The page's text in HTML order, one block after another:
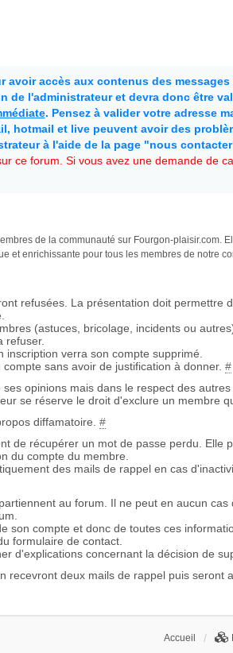
accès aux contenus des
l'administrateur et devra donc être
. Pensez à valider votre adresse
hotmail et live peuvent avoir des
à l'aide de la page "nous
ce forum. Si vous avez une demande de
de la communauté sur Fourgon-plaisir.com.
enrichissante pour tous les membres de notre
refusées. La présentation doit permettre
(astuces, bricolage, incidents ou
refuser.
inscription verra son compte supprimé.
sans avoir de justification à donner. #
opinions mais dans le respect des
se réserve le droit d'exclure un membre
diffamatoire. #
de récupérer un mot de passe perdu. Elle
du compte du membre.
des mails de rappel en cas
au forum. Il ne peut en aucun
son compte et donc de toutes ces
formulaire de contact.
d'explications concernant la décision de
deux mails de rappel puis seront
Accueil